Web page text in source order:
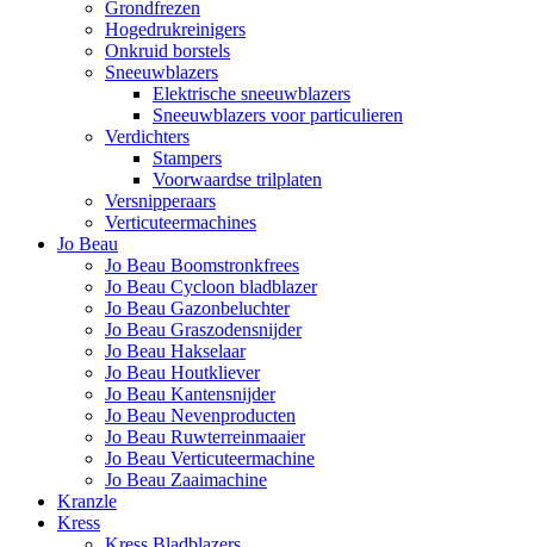
Grondfrezen
Hogedrukreinigers
Onkruid borstels
Sneeuwblazers
Elektrische sneeuwblazers
Sneeuwblazers voor particulieren
Verdichters
Stampers
Voorwaardse trilplaten
Versnipperaars
Verticuteermachines
Jo Beau
Jo Beau Boomstronkfrees
Jo Beau Cycloon bladblazer
Jo Beau Gazonbeluchter
Jo Beau Graszodensnijder
Jo Beau Hakselaar
Jo Beau Houtkliever
Jo Beau Kantensnijder
Jo Beau Nevenproducten
Jo Beau Ruwterreinmaaier
Jo Beau Verticuteermachine
Jo Beau Zaaimachine
Kranzle
Kress